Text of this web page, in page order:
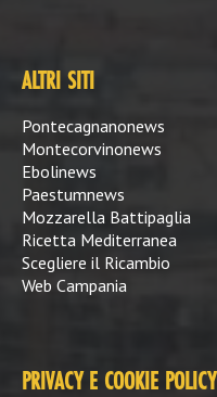
ALTRI SITI
Pontecagnanonews
Montecorvinonews
Ebolinews
Paestumnews
Mozzarella Battipaglia
Ricetta Mediterranea
Scegliere il Ricambio
Web Campania
PRIVACY E COOKIE POLICY